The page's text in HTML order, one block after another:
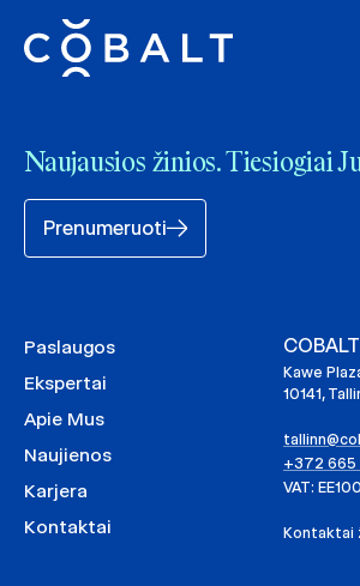
Naujausios žinios. Tiesiogiai
Prenumeruoti
Paslaugos
Ekspertai
Apie Mus
Naujienos
Karjera
Kontaktai
Kawe
10141,
+372 665
VAT:
Kontaktai